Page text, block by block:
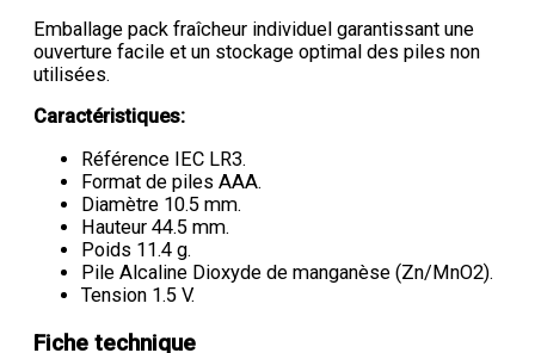
Emballage pack fraîcheur individuel garantissant une
ouverture facile et un stockage optimal des piles non
utilisées.
Caractéristiques:
Référence IEC LR3.
Format de piles AAA.
Diamètre 10.5 mm.
Hauteur 44.5 mm.
Poids 11.4 g.
Pile Alcaline Dioxyde de manganèse (Zn/MnO2).
Tension 1.5 V.
Fiche technique